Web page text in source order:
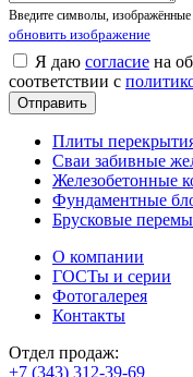
Введите символы, изображённые
обновить изображение
Я даю согласие на
соответствии с
Плиты
Сваи забивные
Железобетонные
Фундаментные
Брусковые
О компании
ГОСТы и серии
Фотогалерея
Контакты
Отдел продаж:
+7 (343) 312-39-69